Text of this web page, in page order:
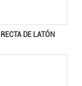
DE LATÓN